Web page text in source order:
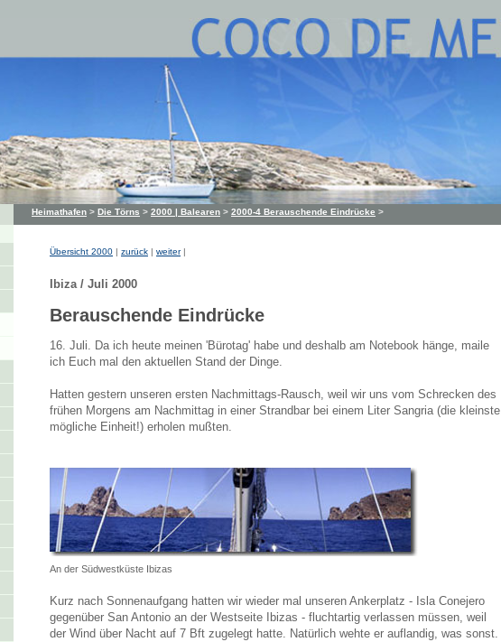
Heimathafen > Die Törns > 2000 | Balearen > 2000-4 Berauschende Eindrücke >
Übersicht 2000 | zurück | weiter|
Ibiza / Juli 2000
Berauschende Eindrücke
16. Juli. Da ich heute meinen 'Bürotag' habe und deshalb am Notebook hänge, maile
ich Euch mal den aktuellen Stand der Dinge.
Hatten gestern unseren ersten Nachmittags-Rausch, weil wir uns vom Schrecken des
frühen Morgens am Nachmittag in einer Strandbar bei einem Liter Sangria (die kleinste
mögliche Einheit!) erholen mußten.
An der Südwestküste Ibizas
Kurz nach Sonnenaufgang hatten wir wieder mal unseren Ankerplatz - Isla Conejero
gegenüber San Antonio an der Westseite Ibizas - fluchtartig verlassen müssen, weil
der Wind über Nacht auf 7 Bft zugelegt hatte. Natürlich wehte er auflandig, was sonst.